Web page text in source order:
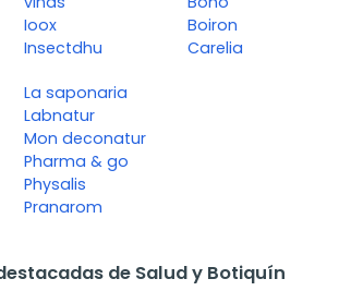
Ioox
Insectdhu
Boiron
Carelia
La saponaria
Labnatur
Mon deconatur
Pharma & go
Physalis
Pranarom
de Salud y Botiquín